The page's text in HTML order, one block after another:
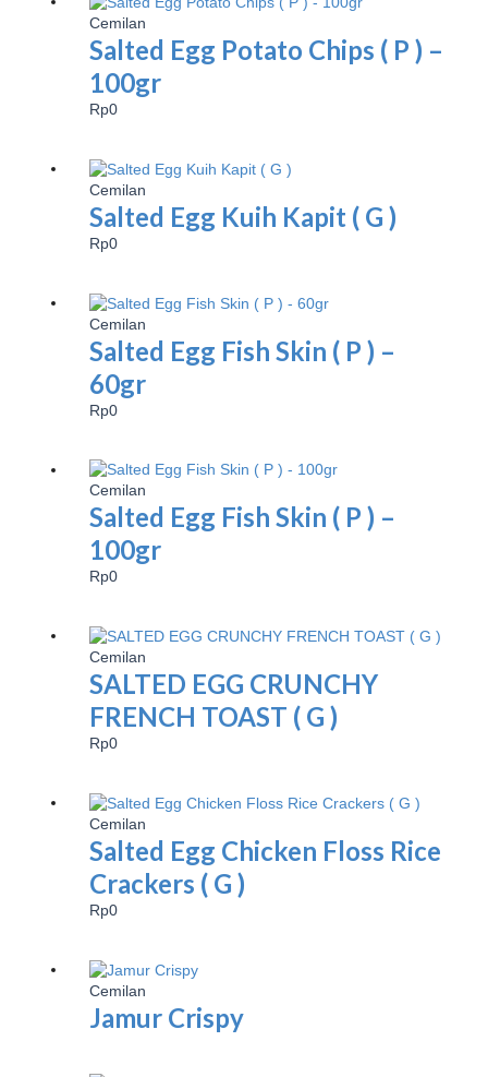
Cemilan
Salted Egg Potato Chips ( P ) –
100gr
Rp0
Cemilan
Salted Egg Kuih Kapit ( G )
Rp0
Cemilan
Salted Egg Fish Skin ( P ) –
60gr
Rp0
Cemilan
Salted Egg Fish Skin ( P ) –
100gr
Rp0
Cemilan
SALTED EGG CRUNCHY
FRENCH TOAST ( G )
Rp0
Cemilan
Salted Egg Chicken Floss Rice
Crackers ( G )
Rp0
Cemilan
Jamur Crispy